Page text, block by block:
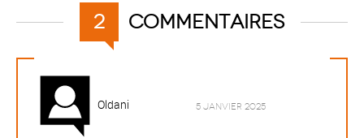
2 commentaires
Oldani 5 janvier 2025